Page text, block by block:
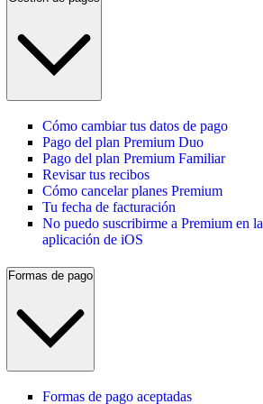
Cómo cambiar tus datos de pago
Pago del plan Premium Duo
Pago del plan Premium Familiar
Revisar tus recibos
Cómo cancelar planes Premium
Tu fecha de facturación
No puedo suscribirme a Premium en la
aplicación de iOS
Formas de pago
Formas de pago aceptadas